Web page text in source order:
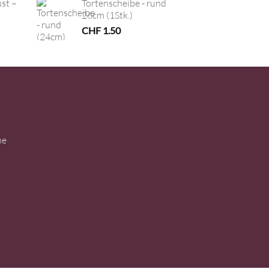
–
Tortenscheibe - rund
26cm (1Stk.)
CHF1.50